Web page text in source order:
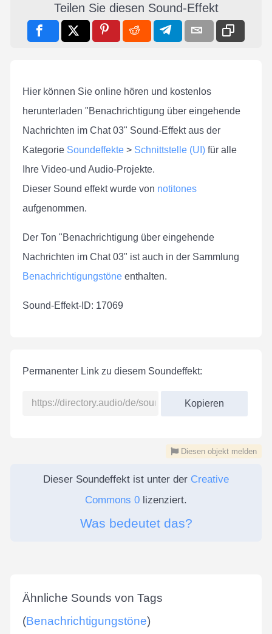
Teilen Sie diesen Sound-Effekt
Hier können Sie online hören und kostenlos
herunterladen "Benachrichtigung über eingehende
Nachrichten im Chat 03" Sound-Effekt aus der
Kategorie Soundeffekte > Schnittstelle (UI) für alle
Ihre Video-und Audio-Projekte.
Dieser Sound effekt wurde von notitones
aufgenommen.
Der Ton "Benachrichtigung über eingehende
Nachrichten im Chat 03" ist auch in der Sammlung
Benachrichtigungstöne enthalten.
Sound-Effekt-ID: 17069
Permanenter Link zu diesem Soundeffekt:
Kopieren
Diesen objekt melden
Dieser Soundeffekt ist unter der Creative
Commons 0 lizenziert.
Was bedeutet das?
Ähnliche Sounds von Tags
(Benachrichtigungstöne)